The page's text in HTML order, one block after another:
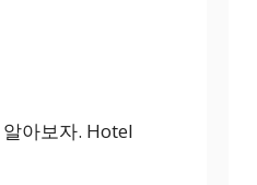
아보자. Hotel